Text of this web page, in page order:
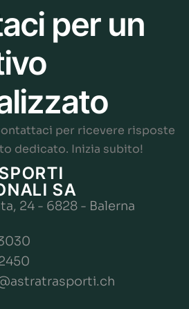
per un
per ricevere risposte
dedicato. Inizia subito!
SA
24 - 6828 - Balerna